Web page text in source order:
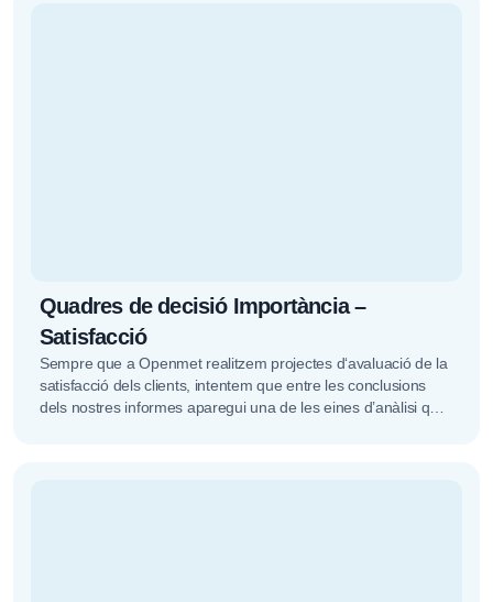
Quadres de decisió Importància –
Satisfacció
Sempre que a Openmet realitzem projectes d‘avaluació de la
satisfacció dels clients, intentem que entre les conclusions
dels nostres informes aparegui una de les eines d’anàlisi que